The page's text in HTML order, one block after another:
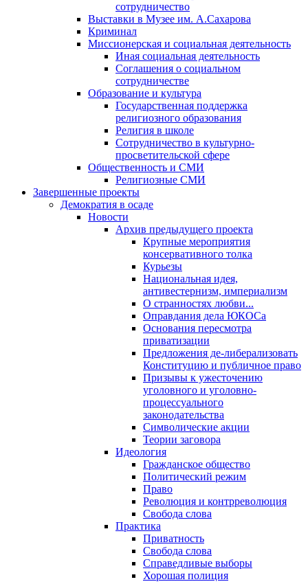
сотрудничество
Выставки в Музее им. А.Сахарова
Криминал
Миссионерская и социальная деятельность
Иная социальная деятельность
Соглашения о социальном
сотрудничестве
Образование и культура
Государственная поддержка
религиозного образования
Религия в школе
Сотрудничество в культурно-
просветительской сфере
Общественность и СМИ
Религиозные СМИ
Завершенные проекты
Демократия в осаде
Новости
Архив предыдущего проекта
Крупные мероприятия
консервативного толка
Курьезы
Национальная идея,
антивестернизм, империализм
О странностях любви...
Оправдания дела ЮКОСа
Основания пересмотра
приватизации
Предложения де-либерализовать
Конституцию и публичное право
Призывы к ужесточению
уголовного и уголовно-
процессуального
законодательства
Символические акции
Теории заговора
Идеология
Гражданское общество
Политический режим
Право
Революция и контрреволюция
Свобода слова
Практика
Приватность
Свобода слова
Справедливые выборы
Хорошая полиция